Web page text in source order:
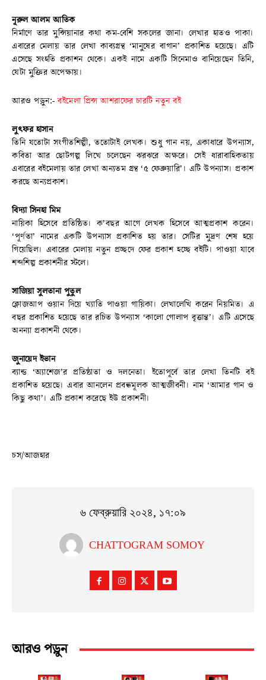
নূরুল আলম আতিক
নির্মাণে তার মুন্সিয়ানার কথা কম-বেশি সকলের জানা। লেখার হাতও পাকা।
এবারের মেলায় তার লেখা কাব্যগ্রন্থ ‘মানুষের বাগান’ প্রকাশিত হয়েছে। এটি
এসেছে সংহতি প্রকাশন থেকে। একই নামে একটি সিনেমাও বানিয়েছেন তিনি,
যেটা মুক্তির অপেক্ষায়।
আরও পড়ুন:-বইমেলা প্রিন্স আশরাফের চারটি নতুন বই
লুৎফর হাসান
তিনি যতোটা সংগীতশিল্পী, ততোটাই লেখক। শুধু গান নয়, একাধারে উপন্যাস,
কবিতা আর ছোটগল্প লিখে চলেছেন ঝরঝরে অক্ষরে। সেই ধারাবাহিকতায়
এবারের বইমেলায় তার লেখা অন্যতম গ্রন্থ ‘৫ ফেব্রুয়ারি’। এটি উপন্যাস। প্রকাশ
করছে অন্যপ্রকাশ।
বিদ্যা সিনহা মিম
নায়িকা হিসেবে প্রতিষ্ঠিত। ক’বছর আগে লেখক হিসেবে আত্মপ্রকাশ করেন।
‘পূর্ণতা’ নামের একটি উপন্যাস প্রকাশিত হয় তার। সেটির মুদ্রণ শেষ হয়ে
গিয়েছিল। এবারের মেলায় নতুন প্রচ্ছদে ফের প্রকাশ হচ্ছে বইটি। পাওয়া যাবে
শব্দশিল্প প্রকাশনীর স্টলে।
সাজিয়া সুলতানা পুতুল
ক্লোজআপ ওয়ান দিয়ে খ্যাতি পাওয়া গায়িকা। লেখালেখি করেন নিয়মিত। এ
বছর প্রকাশিত হয়েছে তার রচিত উপন্যাস ‘কালো গোলাপ বৃত্তান্ত’। এটি এসেছে
অনন্যা প্রকাশনী থেকে।
জুনায়েদ ইভান
ব্যান্ড ‘অ্যাশেজ’র প্রতিষ্ঠাতা ও দলনেতা। ইতোপূর্বে তার লেখা তিনটি বই
প্রকাশিত হয়েছে। এবার আনলেন প্রবন্ধমূলক আত্মজীবনী। নাম ‘আমার গান ও
কিছু কথা’। এটি প্রকাশ করেছে ইউ প্রকাশনী।
চস/আজহার
৬ ফেব্রুয়ারি ২০২৪, ১৭:০৯
CHATTOGRAM SOMOY
আরও পড়ুন